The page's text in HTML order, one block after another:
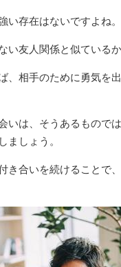
い存在はないですよね。
友人関係と似ているか
、相手のために勇気を
いは、そうあるもので
ましょう。
き合いを続けることで